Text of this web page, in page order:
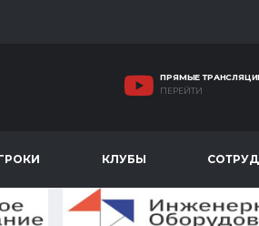
ПРЯМЫЕ
ПЕРЕЙТИ
КЛУБЫ